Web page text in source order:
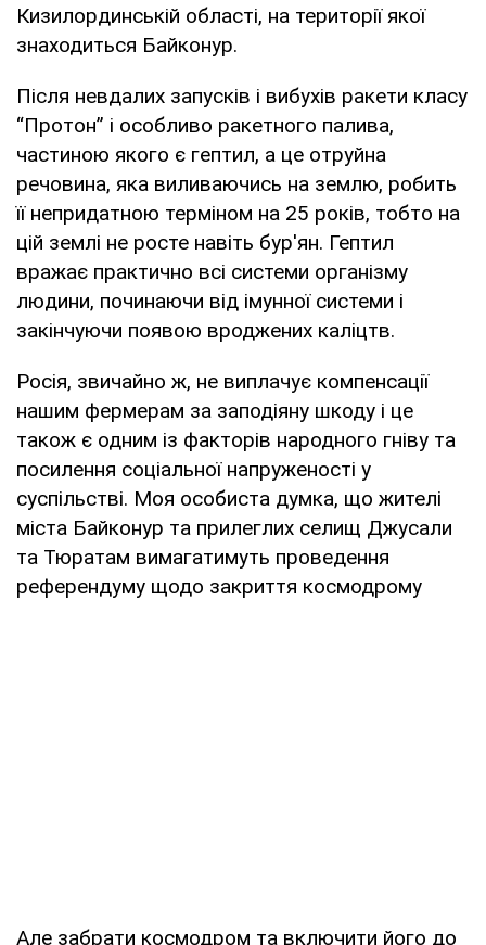
Кизилординській області, на території якої
знаходиться Байконур.
Після невдалих запусків і вибухів ракети класу
“Протон” і особливо ракетного палива,
частиною якого є гептил, а це отруйна
речовина, яка виливаючись на землю, робить
її непридатною терміном на 25 років, тобто на
цій землі не росте навіть бур'ян. Гептил
вражає практично всі системи організму
людини, починаючи від імунної системи і
закінчуючи появою вроджених каліцтв.
Росія, звичайно ж, не виплачує компенсації
нашим фермерам за заподіяну шкоду і це
також є одним із факторів народного гніву та
посилення соціальної напруженості у
суспільстві. Моя особиста думка, що жителі
міста Байконур та прилеглих селищ Джусали
та Тюратам вимагатимуть проведення
референдуму щодо закриття космодрому
Але забрати космодром та включити його до